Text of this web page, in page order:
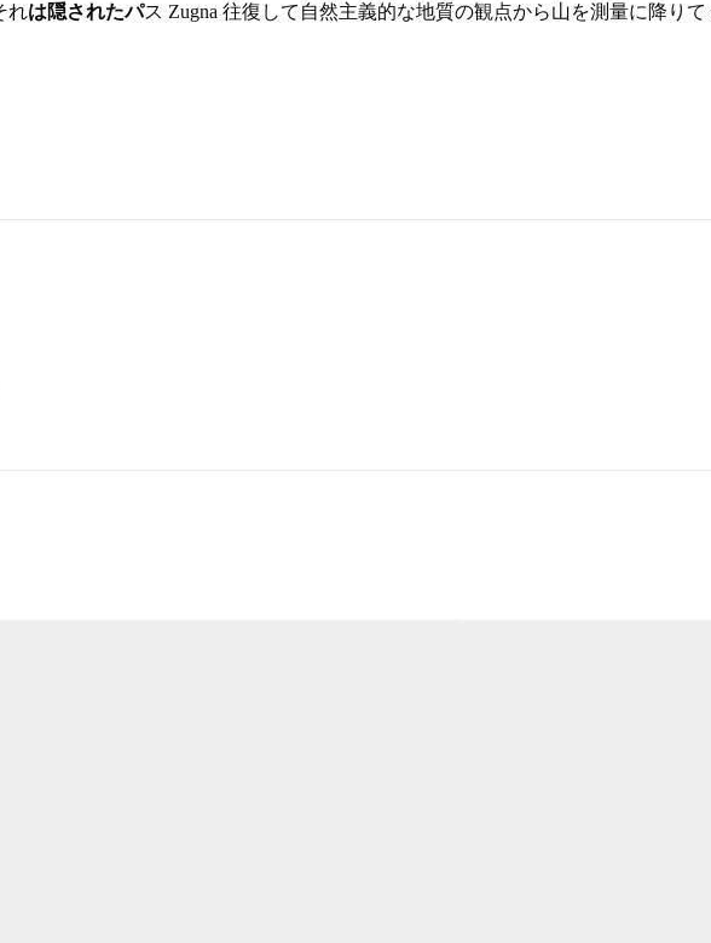
れは隠されたパス Zugna 往復して自然主義的な地質の観点から山を測量に降りて